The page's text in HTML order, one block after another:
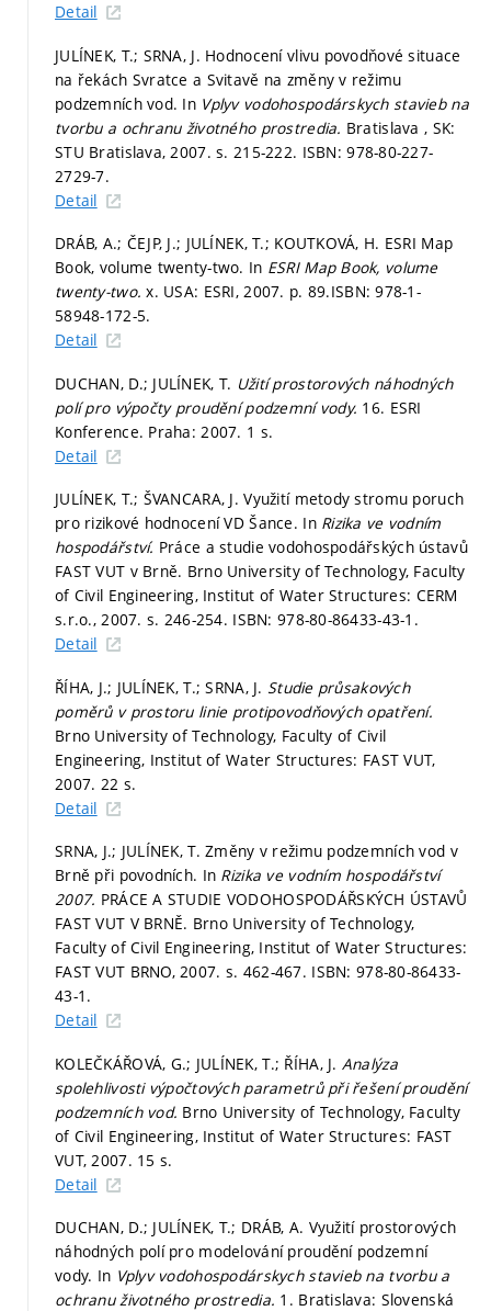
Detail
JULÍNEK, T.; SRNA, J. Hodnocení vlivu povodňové situace
na řekách Svratce a Svitavě na změny v režimu
podzemních vod. In Vplyv vodohospodárskych stavieb na
tvorbu a ochranu životného prostredia. Bratislava , SK:
STU Bratislava, 2007.s. 215-222. ISBN: 978-80-227-
2729-7.
Detail
DRÁB, A.; ČEJP, J.; JULÍNEK, T.; KOUTKOVÁ, H. ESRI Map
Book, volume twenty-two. In ESRI Map Book, volume
twenty-two.x. USA: ESRI, 2007. p. 89.ISBN: 978-1-
58948-172-5.
Detail
DUCHAN, D.; JULÍNEK, T. Užití prostorových náhodných
polí pro výpočty proudění podzemní vody. 16. ESRI
Konference. Praha: 2007. 1 s.
Detail
JULÍNEK, T.; ŠVANCARA, J. Využití metody stromu poruch
pro rizikové hodnocení VD Šance. In Rizika ve vodním
hospodářství. Práce a studie vodohospodářských ústavů
FAST VUT v Brně. Brno University of Technology, Faculty
of Civil Engineering, Institut of Water Structures: CERM
s.r.o., 2007. s. 246-254. ISBN: 978-80-86433-43-1.
Detail
ŘÍHA, J.; JULÍNEK, T.; SRNA, J. Studie průsakových
poměrů v prostoru linie protipovodňových opatření.
Brno University of Technology, Faculty of Civil
Engineering, Institut of Water Structures: FAST VUT,
2007. 22 s.
Detail
SRNA, J.; JULÍNEK, T. Změny v režimu podzemních vod v
Brně při povodních. In Rizika ve vodním hospodářství
2007. PRÁCE A STUDIE VODOHOSPODÁŘSKÝCH ÚSTAVŮ
FAST VUT V BRNĚ. Brno University of Technology,
Faculty of Civil Engineering, Institut of Water Structures:
FAST VUT BRNO, 2007. s. 462-467. ISBN: 978-80-86433-
43-1.
Detail
KOLEČKÁŘOVÁ, G.; JULÍNEK, T.; ŘÍHA, J. Analýza
spolehlivosti výpočtových parametrů při řešení proudění
podzemních vod. Brno University of Technology, Faculty
of Civil Engineering, Institut of Water Structures: FAST
VUT, 2007. 15 s.
Detail
DUCHAN, D.; JULÍNEK, T.; DRÁB, A. Využití prostorových
náhodných polí pro modelování proudění podzemní
vody. In Vplyv vodohospodárskych stavieb na tvorbu a
ochranu životného prostredia. 1. Bratislava: Slovenská